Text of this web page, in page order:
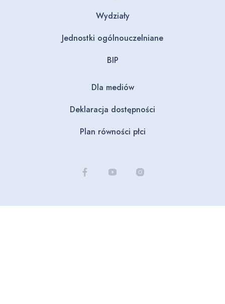
Wydziały
Jednostki ogólnouczelniane
BIP
Dla mediów
Deklaracja dostępności
Plan równości płci